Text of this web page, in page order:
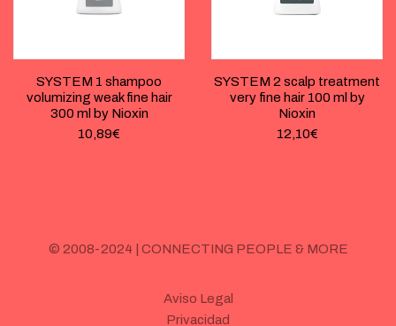
SYSTEM 1 shampoo
volumizing weak fine hair
300 ml by Nioxin
10,89€
SYSTEM 2 scalp treatment
very fine hair 100 ml by
Nioxin
12,10€
© 2008-2024 | CONNECTING PEOPLE & MORE
Aviso Legal
Privacidad